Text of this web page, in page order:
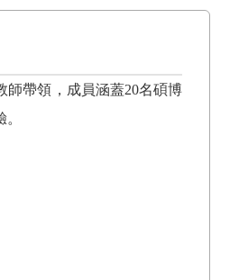
師帶領，成員涵蓋20名碩博